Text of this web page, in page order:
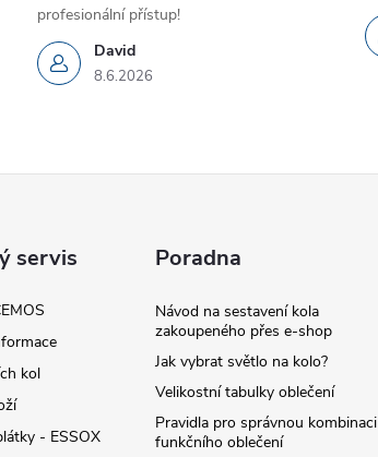
David
8.6.2026
profesionální přístup!
servis
kol
- ESSOX
Poradna
Návod na sestavení kola
zakoupeného přes e-shop
Jak vybrat světlo na kolo?
Velikostní tabulky oblečení
Pravidla pro správnou kombinaci
funkčního oblečení